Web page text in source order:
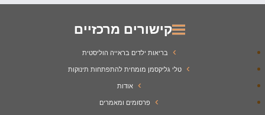
קישורים מרכזיים
בריאות ילדים בראייה הוליסטית
טלי גליקסמן מומחית להתפתחות תינוקות
אודות
פרסומים ומאמרים